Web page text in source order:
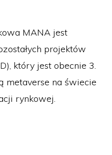
MANA jest
projektów
który jest obecnie 3.
metaverse na świecie
rynkowej.